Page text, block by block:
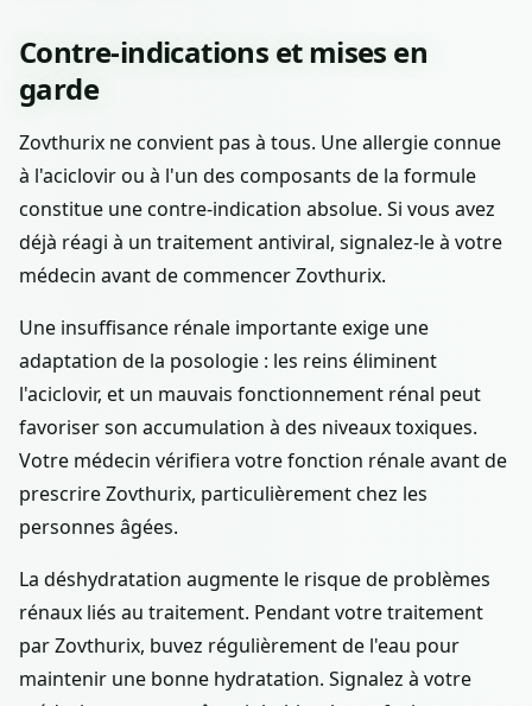
Contre-indications et mises en
garde
Zovthurix ne convient pas à tous. Une allergie connue
à l'aciclovir ou à l'un des composants de la formule
constitue une contre-indication absolue. Si vous avez
déjà réagi à un traitement antiviral, signalez-le à votre
médecin avant de commencer Zovthurix.
Une insuffisance rénale importante exige une
adaptation de la posologie : les reins éliminent
l'aciclovir, et un mauvais fonctionnement rénal peut
favoriser son accumulation à des niveaux toxiques.
Votre médecin vérifiera votre fonction rénale avant de
prescrire Zovthurix, particulièrement chez les
personnes âgées.
La déshydratation augmente le risque de problèmes
rénaux liés au traitement. Pendant votre traitement
par Zovthurix, buvez régulièrement de l'eau pour
maintenir une bonne hydratation. Signalez à votre